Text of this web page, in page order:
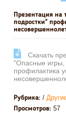
Презентация на
подростки"
Cкачать
"Опасные игры,
профилактика
Рубрика: /
Просмотров: 57